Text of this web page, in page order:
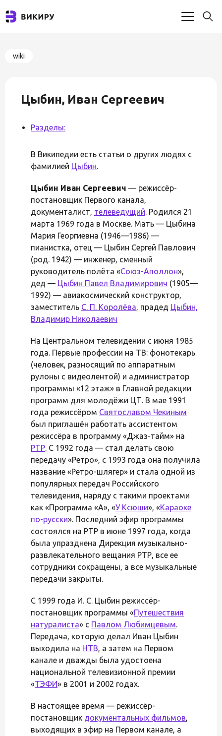
wiki
Цыбин, Иван Сергеевич
Разделы:
В Википедии есть статьи о других людях с
фамилией Цыбин.
Цыбин Иван Сергеевич — режиссёр-
постановщик Первого канала,
документалист, телеведущий. Родился 21
марта 1969 года в Москве. Мать — Цыбина
Мария Георгиевна (1946—1986) —
пианистка, отец — Цыбин Сергей Павлович
(род. 1942) — инженер, сменный
руководитель полёта «Союз-Аполлон»,
дед — Цыбин Павел Владимирович (1905—
1992) — авиакосмический конструктор,
заместитель С. П. Королёва, прадед Цыбин,
Владимир Николаевич
На Центральном телевидении с июня 1985
года. Первые профессии на ТВ: фонотекарь
(человек, разносящий по аппаратным
рулоны с видеолентой) и администратор
программы «12 этаж» в Главной редакции
программ для молодёжи ЦТ. В мае 1991
года режиссёром Святославом Чекиным
был приглашён работать ассистентом
режиссёра в программу «Джаз-тайм» на
РТР. С 1992 года — стал делать свою
передачу «Ретро», с 1993 года она получила
название «Ретро-шлягер» и стала одной из
популярных передач Российского
телевидения, наряду с такими проектами
как «Программа «А», «У Ксюши», «Караоке
по-русски». Последний эфир программы
состоялся на РТР в июне 1997 года, когда
была упразднена Дирекция музыкально-
развлекательного вещания РТР, все ее
сотрудники сокращены, а все музыкальные
передачи закрыты.
С 1999 года И. С. Цыбин режиссёр-
постановщик программы «Путешествия
натуралиста» с Павлом Любимцевым.
Передача, которую делал Иван Цыбин
выходила на НТВ, а затем на Первом
канале и дважды была удостоена
национальной телевизионной премии
«ТЭФИ» в 2001 и 2002 годах.
В настоящее время — режиссёр-
постановщик документальных фильмов,
выходящих в эфир на Первом канале, а